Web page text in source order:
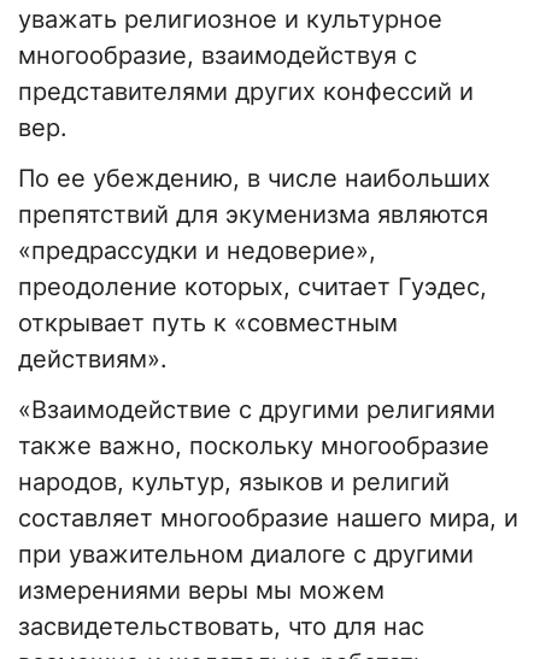
уважать религиозное и культурное
многообразие, взаимодействуя с
представителями других конфессий и
вер.
По ее убеждению, в числе наибольших
препятствий для экуменизма являются
«предрассудки и недоверие»,
преодоление которых, считает Гуэдес,
открывает путь к «совместным
действиям».
«Взаимодействие с другими религиями
также важно, поскольку многообразие
народов, культур, языков и религий
составляет многообразие нашего мира, и
при уважительном диалоге с другими
измерениями веры мы можем
засвидетельствовать, что для нас